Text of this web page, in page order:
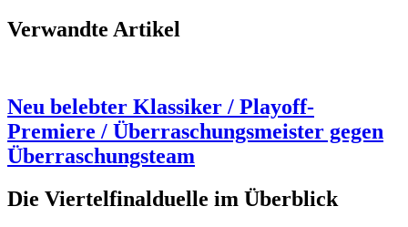
Verwandte Artikel
Neu belebter Klassiker / Playoff-
Premiere / Überraschungsmeister gegen
Überraschungsteam
Die Viertelfinalduelle im Überblick